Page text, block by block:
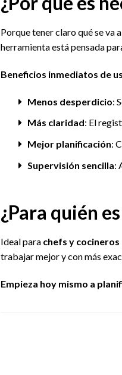
Porque tener claro qué se va
herramienta está pensada
Beneficios inmediatos de
Menos desperdicio:
Más claridad: El
Mejor planificación:
Supervisión sencilla:
¿Para quién
Ideal para chefs y
trabajar mejor y con más
Empieza hoy mismo a